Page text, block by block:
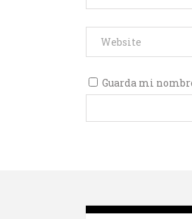
Guarda mi